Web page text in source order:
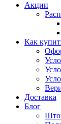
Акции
Как
Доставка
Блог